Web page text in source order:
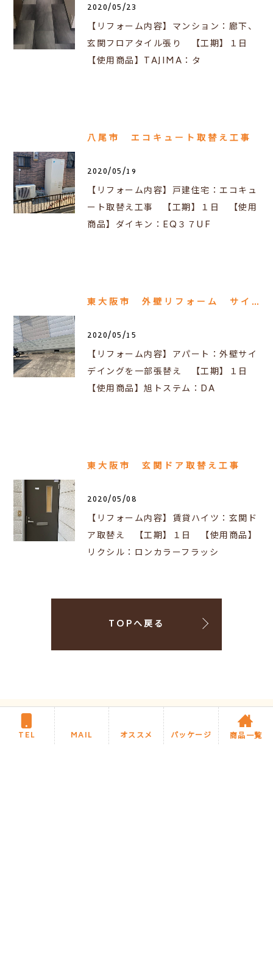
2020/05/23
【リフォーム内容】マンション：廊下、
玄関フロアタイル張り 【工期】１日
【使用商品】TAJIMA：タ
八尾市 エコキュート取替え工事
2020/05/19
【リフォーム内容】戸建住宅：エコキュ
ート取替え工事 【工期】１日 【使用
商品】ダイキン：EQ３７UF
東大阪市 外壁リフォーム サイディング張替え工事
2020/05/15
【リフォーム内容】アパート：外壁サイ
デイングを一部張替え 【工期】１日
【使用商品】旭トステム：DA
東大阪市 玄関ドア取替え工事
2020/05/08
【リフォーム内容】賃貸ハイツ：玄関ド
ア取替え 【工期】１日 【使用商品】
リクシル：ロンカラーフラッシ
TOPへ戻る
TEL MAIL オススメ パッケージ 商品一覧